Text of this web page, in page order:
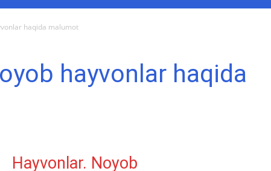
haqida malumot
hayvonlar haqida